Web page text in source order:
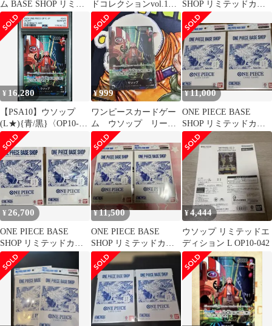
ム BASE SHOP リミテ
ッドカードコレクショ
ン
ドコレクションvol.1
ST21-001 ベースショッ
プ
SHOP リミテッドカー
ドコレクション 2冊セ
ット
¥ 16,280
【PSA10】ウソップ
(L★){青/黒}〈OP10-
042〉[ブースターパッ
ク 王族の血統]リーダ
ーパラレル リーパラ
¥999
ワンピースカードゲー
ム ウソップ リーダ
ーパラレルOP10-042
¥11,000
ONE PIECE BASE
SHOP リミテッドカー
ドコレクション ２セッ
ト
¥26,700
ONE PIECE BASE
SHOP リミテッドカー
ドコレクション 2冊セ
ット
¥11,500
ONE PIECE BASE
SHOP リミテッドカー
ドコレクション ２セッ
ト
¥4,444
ウソップ リミテッドエ
ディション L OP10-042